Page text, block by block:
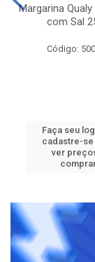
Margarina
com Sal
Código:
Faça seu
cadastre-se
ver